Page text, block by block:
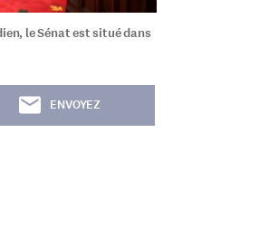
le Sénat est situé dans
ENVOYEZ